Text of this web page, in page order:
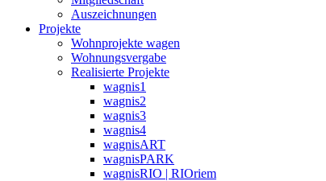
Auszeichnungen
Projekte
Wohnprojekte wagen
Wohnungsvergabe
Realisierte Projekte
wagnis1
wagnis2
wagnis3
wagnis4
wagnisART
wagnisPARK
wagnisRIO | RIOriem